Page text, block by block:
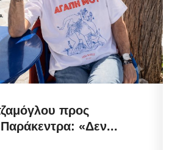
προς
Παράκεντρα: «Δεν...